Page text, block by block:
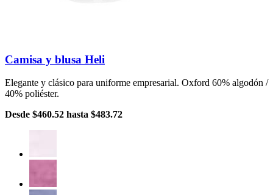
Camisa y blusa Heli
Elegante y clásico para uniforme empresarial. Oxford 60% algodón /
40% poliéster.
Desde $460.52 hasta $483.72